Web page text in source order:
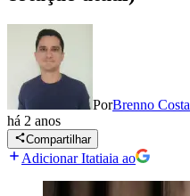
PorBrenno Costa
há 2 anos
Compartilhar
Adicionar Itatiaia ao